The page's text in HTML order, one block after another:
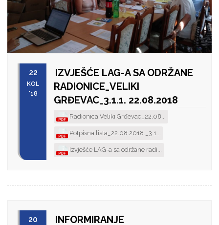
22
KOL
'18
IZVJEŠĆE LAG-A SA ODRŽANE
RADIONICE_VELIKI
GRĐEVAC_3.1.1. 22.08.2018
Radionica Veliki Grđevac_22.08...
Potpisna lista_22.08.2018._3.1...
Izvješće LAG-a sa održane radi...
20 INFORMIRANJE